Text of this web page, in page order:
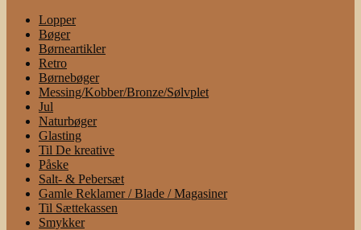
Lopper
Bøger
Børneartikler
Retro
Børnebøger
Messing/Kobber/Bronze/Sølvplet
Jul
Naturbøger
Glasting
Til De kreative
Påske
Salt- & Pebersæt
Gamle Reklamer / Blade / Magasiner
Til Sættekassen
Smykker